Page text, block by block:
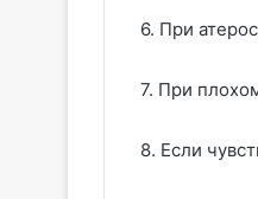
6. При
7. При
8. Если